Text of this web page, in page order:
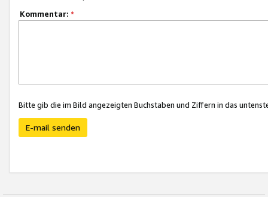
Kommentar: *
Bitte gib die im Bild angezeigten Buchstaben und Ziffern in das
E-mail senden